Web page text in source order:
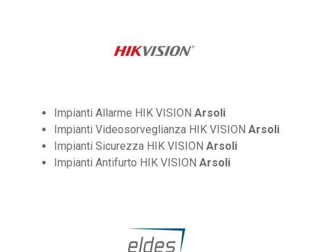
Impianti Allarme HIK VISION Arsoli
Impianti Videosorveglianza HIK VISION Arsoli
Impianti Sicurezza HIK VISION Arsoli
Impianti Antifurto HIK VISION Arsoli